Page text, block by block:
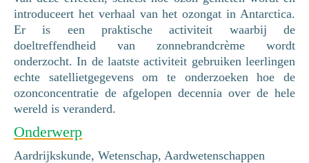
introduceert het verhaal van het ozongat in Antarctica.
Er is een praktische activiteit waarbij de
doeltreffendheid van zonnebrandcrème wordt
onderzocht. In de laatste activiteit gebruiken leerlingen
echte satellietgegevens om te onderzoeken hoe de
ozonconcentratie de afgelopen decennia over de hele
wereld is veranderd.
Onderwerp
Aardrijkskunde, Wetenschap, Aardwetenschappen